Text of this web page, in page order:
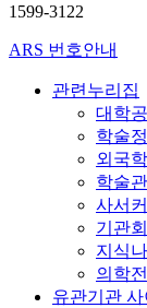
1599-3122
ARS 번호안내
관련누리집
대학
학술
외국
학술
사서
기관
지식
의학
유관기관 사